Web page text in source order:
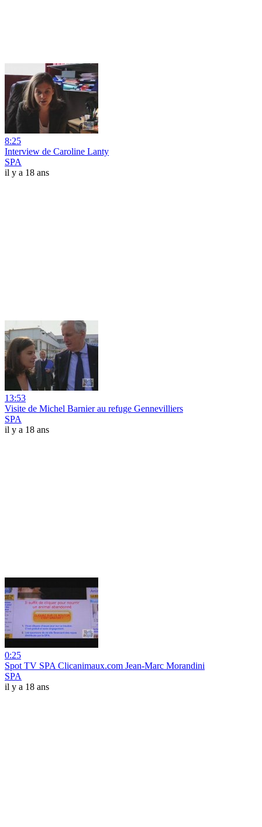
8:25
Interview de Caroline Lanty
SPA
il y a 18 ans
13:53
Visite de Michel Barnier au refuge Gennevilliers
SPA
il y a 18 ans
0:25
Spot TV SPA Clicanimaux.com Jean-Marc Morandini
SPA
il y a 18 ans